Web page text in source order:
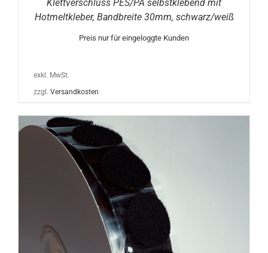
Klettverschluss PES/PA selbstklebend mit
Hotmeltkleber, Bandbreite 30mm, schwarz/weiß
Preis nur für eingeloggte Kunden
exkl. MwSt.
zzgl. Versandkosten